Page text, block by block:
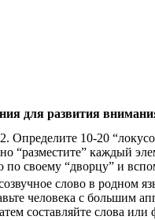
для развития
Определите 10-20
каждый
своему “дворцу” и
слово в родном
человека с большим
составляйте слова или